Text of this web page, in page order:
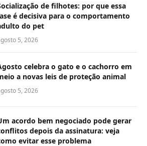
de filhotes: por que essa
é decisiva para o comportamento
do pet
5, 2026
celebra o gato e o cachorro em
a novas leis de proteção animal
5, 2026
acordo bem negociado pode gerar
depois da assinatura: veja
evitar esse problema